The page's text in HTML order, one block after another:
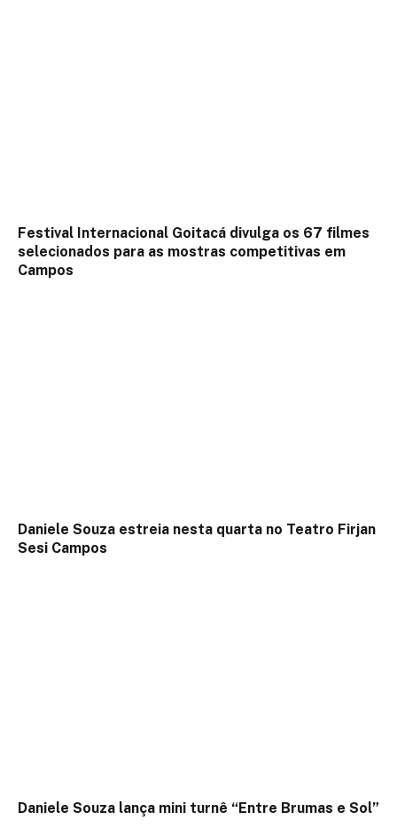
Festival Internacional Goitacá divulga os 67 filmes
selecionados para as mostras competitivas em
Campos
Daniele Souza estreia nesta quarta no Teatro Firjan
Sesi Campos
Daniele Souza lança mini turnê “Entre Brumas e Sol”